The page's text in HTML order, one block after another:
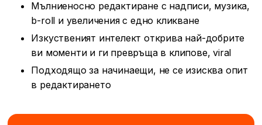
Мълниеносно редактиране с надписи, музика,
b-roll и увеличения с едно кликване
Изкуственият интелект открива най-добрите
ви моменти и ги превръща в клипове, viral
Подходящо за начинаещи, не се изисква опит
в редактирането